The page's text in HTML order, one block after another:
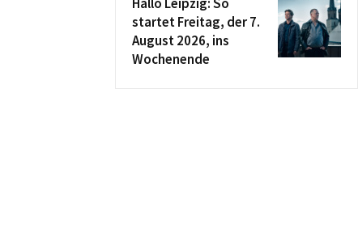
startet Freitag, der 7.
August 2026, ins
Wochenende